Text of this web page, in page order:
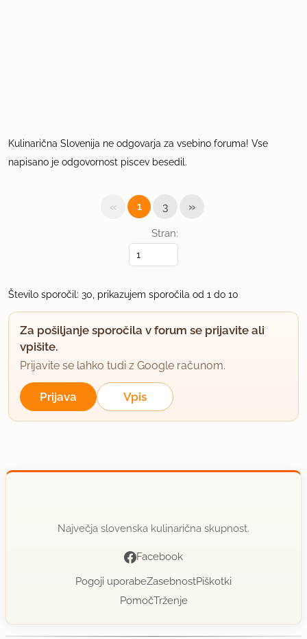
Kulinarična Slovenija ne odgovarja za vsebino foruma! Vse
napisano je odgovornost piscev besedil.
Stran:
« 1 3 »
Število sporočil: 30, prikazujem sporočila od 1 do 10
Za pošiljanje sporočila v forum se prijavite ali
vpišite.
Prijavite se lahko tudi z Google računom.
Prijava Vpis
Največja slovenska kulinarična skupnost.
Facebook
Pogoji uporabeZasebnostPiškotki
PomočTrženje